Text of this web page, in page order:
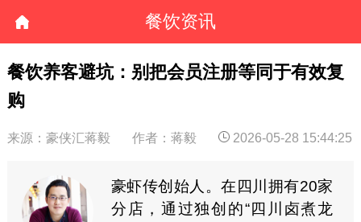
餐饮资讯
餐饮养客避坑：别把会员注册等同于有效复
购
来源：豪侠汇蒋毅 作者：蒋毅 2026-05-28 15:44:25
豪虾传创始人。在四川拥有20家
分店，通过独创的“四川卤煮龙